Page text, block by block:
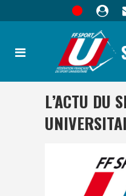
L’ACTU DU